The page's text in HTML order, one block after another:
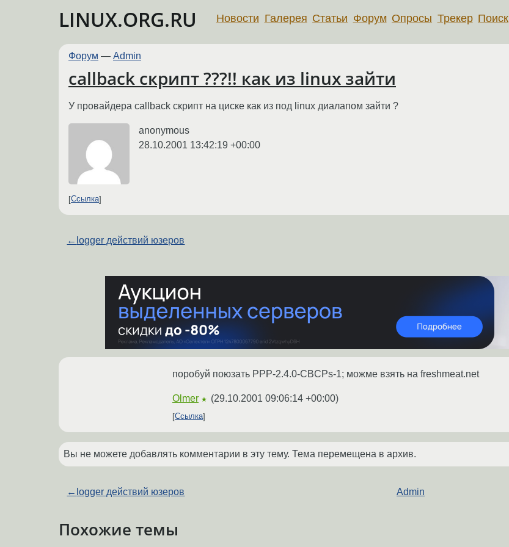
LINUX.ORG.RU Новости Галерея Статьи Форум Опросы Трекер Поиск
Форум — Admin
callback скрипт ???!! как из linux зайти
У провайдера callback скрипт на циске как из под linux диалапом зайти ?
anonymous
28.10.2001 13:42:19 +00:00
Ссылка
← logger действий юзеров
поробуй поюзать PPP-2.4.0-CBCPs-1; можме взять на freshmeat.net
Olmer ★ (29.10.2001 09:06:14 +00:00)
Ссылка
Вы не можете добавлять комментарии в эту тему. Тема перемещена в архив.
← logger действий юзеров Admin
Похожие темы